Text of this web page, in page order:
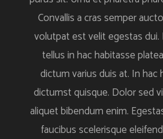
Convallis a cras semper
volutpat est velit egestas dui.
tellus in hac habitasse
dictum varius duis at. In hac
dictumst quisque. Dolor sed
aliquet bibendum enim.
faucibus scelerisque